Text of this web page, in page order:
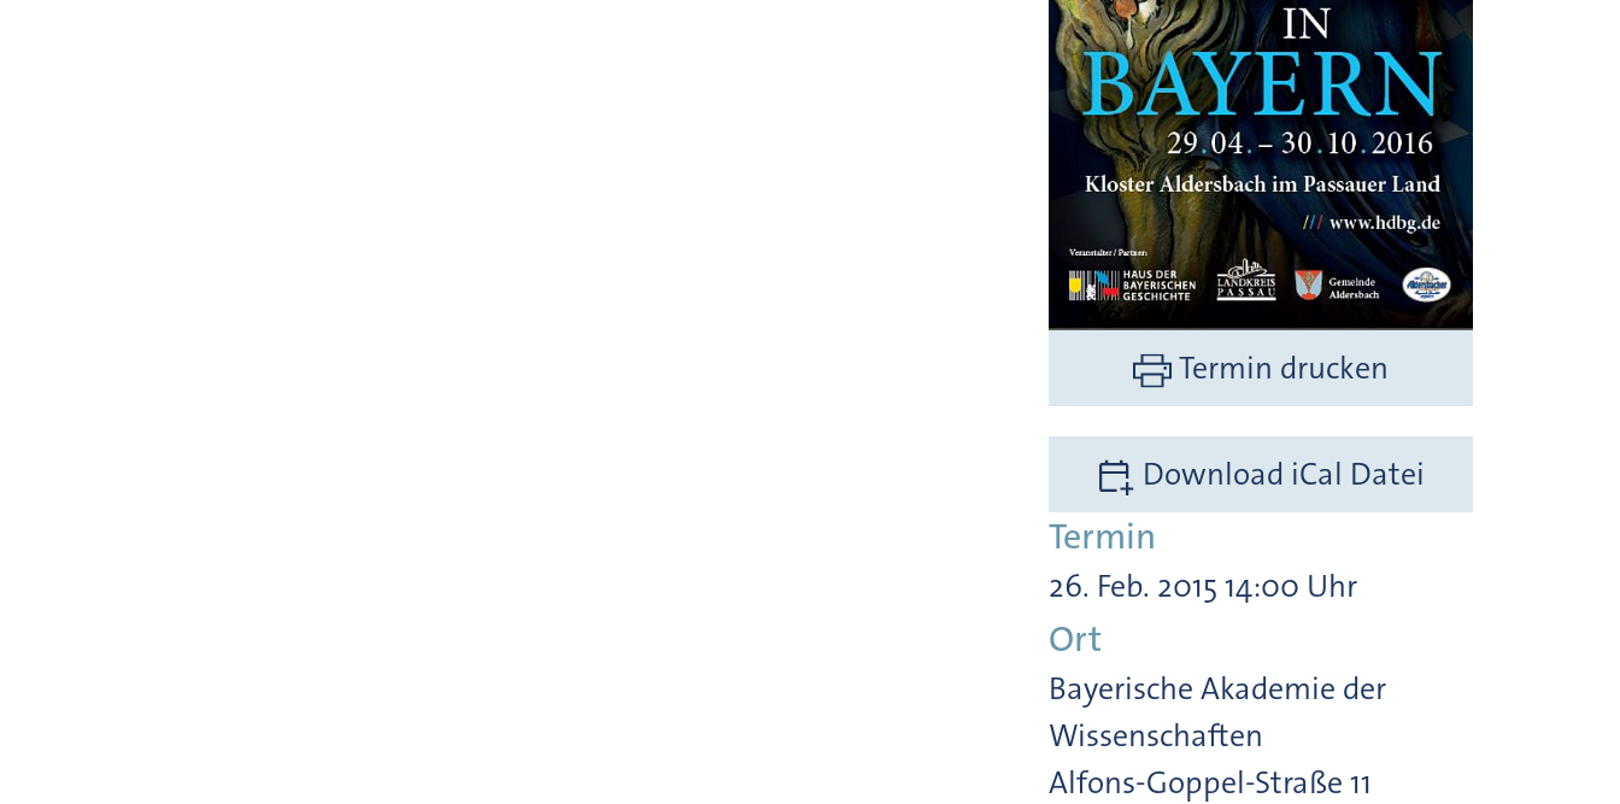
Termin drucken
Download iCal Datei
Termin
26. Feb. 2015 14:00 Uhr
Ort
Bayerische Akademie der
Wissenschaften
Alfons-Goppel-Straße 11